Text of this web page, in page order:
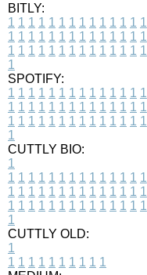
BITLY:
1 1 1 1 1 1 1 1 1 1 1 1 1 1
1 1 1 1 1 1 1 1 1 1 1 1 1 1
1 1 1 1 1 1 1 1 1 1 1 1 1 1
1
SPOTIFY:
1 1 1 1 1 1 1 1 1 1 1 1 1 1
1 1 1 1 1 1 1 1 1 1 1 1 1 1
1 1 1 1 1 1 1 1 1 1 1 1 1 1
1
CUTTLY BIO:
1
1 1 1 1 1 1 1 1 1 1 1 1 1 1
1 1 1 1 1 1 1 1 1 1 1 1 1 1
1 1 1 1 1 1 1 1 1 1 1 1 1 1
1
CUTTLY OLD:
1
1 1 1 1 1 1 1 1 1 1